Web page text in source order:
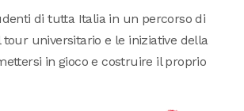
di tutta Italia in un percorso di
universitario e le iniziative della
in gioco e costruire il proprio